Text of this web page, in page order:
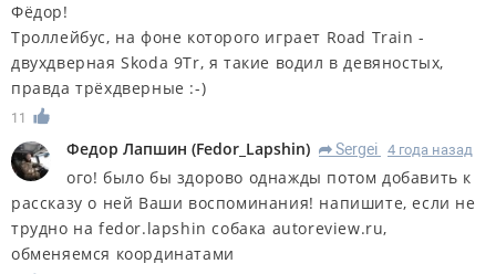
Фёдор!
Троллейбус, на фоне которого играет Road Train -
двухдверная Skoda 9Tr, я такие водил в девяностых,
правда трёхдверные :-)
11
Федор Лапшин (Fedor_Lapshin) R Sergei 4 года назад
ого! было бы здорово однажды потом добавить к
рассказу о ней Ваши воспоминания! напишите, если не
трудно на fedor.lapshin собака autoreview.ru,
обменяемся координатами